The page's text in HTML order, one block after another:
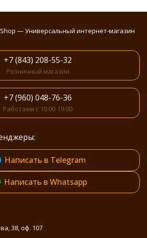
— Универсальный интернет-магазин
+7 (843) 208-55-32
Розничный магазин
+7 (960) 048-76-36
Работаем с 10:00-19:00
Написать в Telegram
Написать в Whatsapp
38, оф. 107